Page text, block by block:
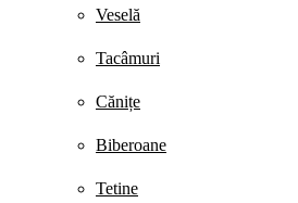
Veselă
Tacâmuri
Cănițe
Biberoane
Tetine